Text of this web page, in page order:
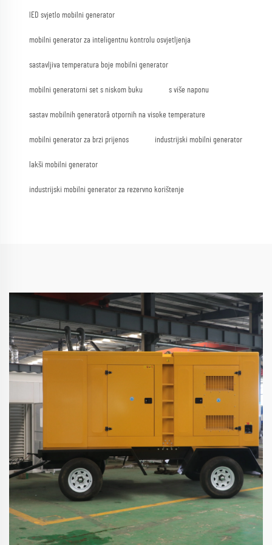
lED svjetlo mobilni generator
mobilni generator za inteligentnu kontrolu osvjetljenja
sastavljiva temperatura boje mobilni generator
mobilni generatorni set s niskom buku s više naponu
sastav mobilnih generatorâ otpornih na visoke temperature
mobilni generator za brzi prijenos industrijski mobilni generator
lakši mobilni generator
industrijski mobilni generator za rezervno korištenje